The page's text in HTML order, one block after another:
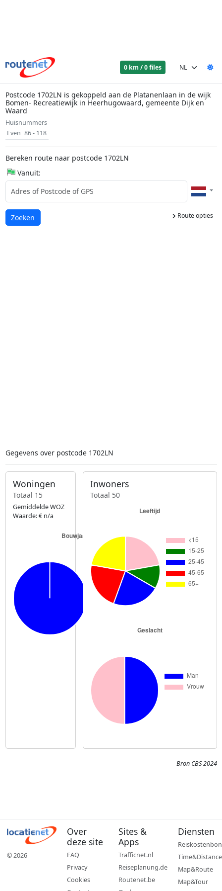
0 km / 0 files
Postcode 1702LN is gekoppeld aan de Platanenlaan in de wijk
Bomen- Recreatiewijk in Heerhugowaard, gemeente Dijk en
Waard
Huisnummers
Even 86 - 118
Bereken route naar postcode 1702LN
Vanuit:
Route opties
Laden...
Zoeken
Gegevens over postcode 1702LN
Woningen
Totaal 15
Gemiddelde WOZ
Waarde: € n/a
Inwoners
Totaal 50
Bron CBS 2024
© 2026
Over
deze site
FAQ
Privacy
Cookies
Sites &
Apps
Trafficnet.nl
Reiseplanung.de
Routenet.be
Diensten
Reiskostenbon
Time&Distance
Map&Route
Map&Tour